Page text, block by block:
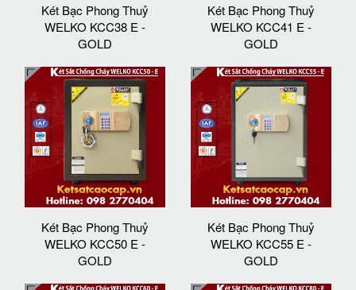
Két Bạc Phong Thuỷ
WELKO KCC38 E -
GOLD
Két Bạc Phong Thuỷ
WELKO KCC41 E -
GOLD
Két Bạc Phong Thuỷ
WELKO KCC50 E -
GOLD
Két Bạc Phong Thuỷ
WELKO KCC55 E -
GOLD